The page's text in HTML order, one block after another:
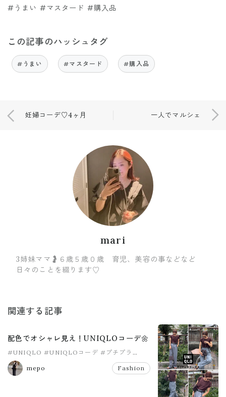
#うまい #マスタード #購入品
この記事のハッシュタグ
#うまい #マスタード #購入品
妊婦コーデ♡4ヶ月 一人でマルシェ
mari
3姉妹ママ🤰６歳５歳０歳 育児、美容の事などなど
日々のことを綴ります♡
関連する記事
配色でオシャレ見え！UNIQLOコーデ🌼
#UNIQLO #UNIQLOコーデ #プチプラ
#ママコーデ
mepo
Fashion